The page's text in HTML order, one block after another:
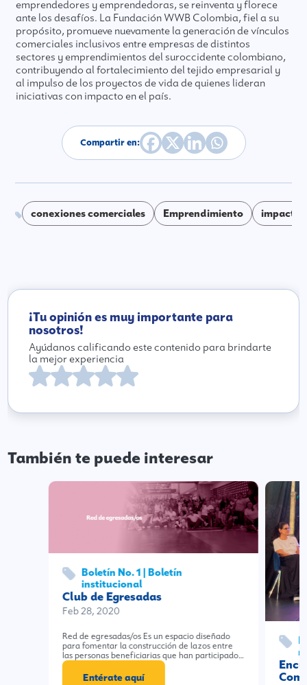
emprendedores y emprendedoras, se reinventa y florece
ante los desafíos. La Fundación WWB Colombia, fiel a su
propósito, promueve nuevamente la generación de vínculos
comerciales inclusivos entre empresas de distintos
sectores y emprendimientos del suroccidente colombiano,
contribuyendo al fortalecimiento del tejido empresarial y
al impulso de los proyectos de vida de quienes lideran
iniciativas con impacto en el país.
Compartir en:
conexiones comerciales Emprendimiento impacto
¡Tu opinión es muy importante para
nosotros!
Ayúdanos calificando este contenido para brindarte
la mejor experiencia
También te puede interesar
Boletín No. 1 | Boletín
institucional
Club de Egresadas
Feb 28, 2020
Red de egresadas/os Es un espacio diseñado
para fomentar la construcción de lazos entre
las personas beneficiarias que han participado…
Entérate aquí